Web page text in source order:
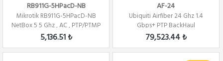
RB911G-5HPacD-NB
Mikrotik RB911G-5HPacD-NB
NetBox 5 5 Ghz , AC , PTP/PTMP
,L4
5,136.51 ₺
AF-24
Ubiquiti Airfiber 24 Ghz 1.4
Gbps+ PTP BackHaul
79,523.44 ₺